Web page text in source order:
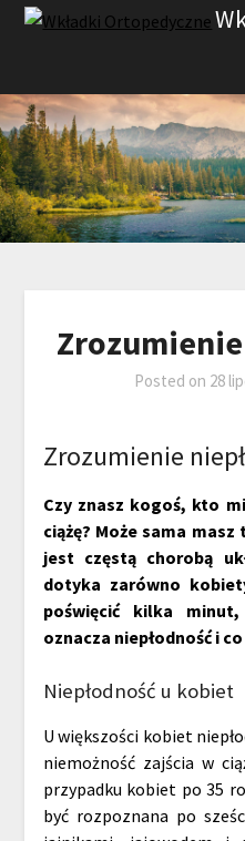
Skip
Posted on 28
Zrozumienie
Czy znasz kogoś, kto
ciążę? Może sama
jest częstą chorobą
dotyka zarówno
poświęcić kilka
oznacza niepłodność i
Niepłodność u kobiet
U większości kobiet
niemożność zajścia w
przypadku kobiet po 35
być rozpoznana po